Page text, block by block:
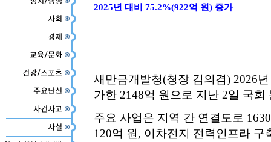
2025년 대비 75.2%(922억 원) 증가
새만금개발청(청장 김의겸) 2026
가한 2148억 원으로 지난 2일 국
주요 사업은 지역 간 연결도로
120억 원, 이차전지 전력인프라